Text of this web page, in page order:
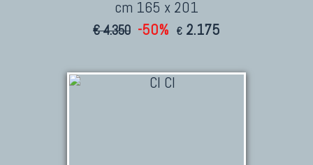
cm 165 x 201
€ 4.350 -50% € 2.175